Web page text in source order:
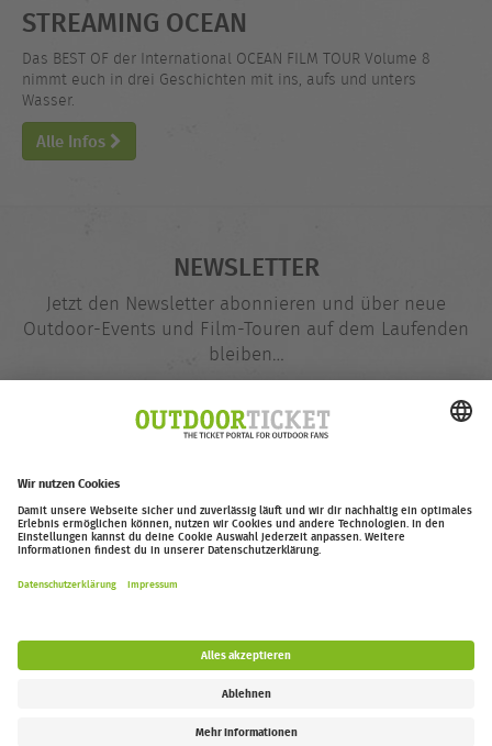
STREAMING OCEAN
Das BEST OF der International OCEAN FILM TOUR Volume 8
nimmt euch in drei Geschichten mit ins, aufs und unters
Wasser.
Alle Infos
NEWSLETTER
Jetzt den Newsletter abonnieren und über neue
Outdoor-Events und Film-Touren auf dem Laufenden
bleiben…
Mail-
Adresse
outdoor-ticket.net– Ein Projekt von
Barrierefreiheitserklärung
Follow us: